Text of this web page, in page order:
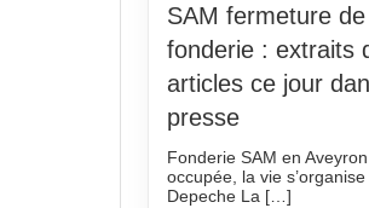
septembre 2024
mai 2024
SAM fermeture
fonderie : extraits
articles ce jour
presse
Fonderie SAM en
occupée, la vie
Depeche La […]